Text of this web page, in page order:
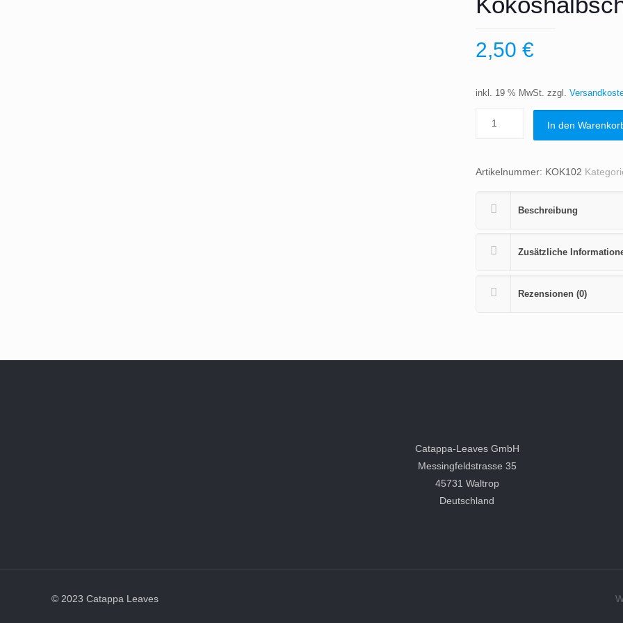
2,50 €
inkl. 19 % MwSt. zzgl.
In den
Artikelnummer: KOK102
Beschreibung
Zusätzliche
Rezensionen (0)
Catappa-Leaves GmbH
Messingfeldstrasse 35
45731 Waltrop
Deutschland
© 2023 Catappa Leaves